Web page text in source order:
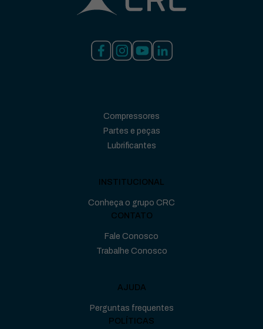
Compressores
Partes e peças
Lubrificantes
INSTITUCIONAL
Conheça o grupo CRC
CONTATO
Fale Conosco
Trabalhe Conosco
AJUDA
Perguntas frequentes
POLÍTICAS